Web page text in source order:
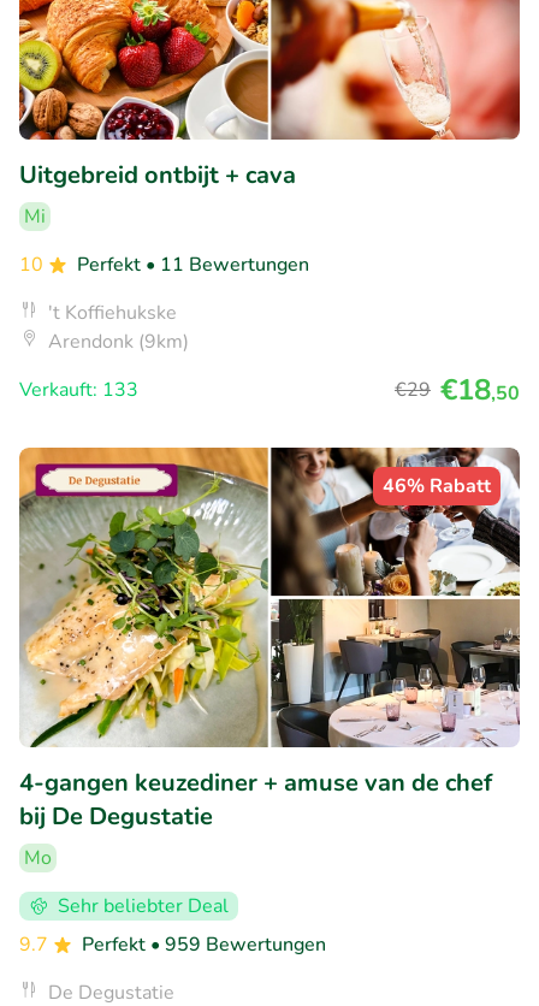
Uitgebreid ontbijt + cava
Mi
10
Perfekt • 11 Bewertungen
't Koffiehukske
Arendonk (9km)
Verkauft: 133
€29 €18,50
46% Rabatt
4-gangen keuzediner + amuse van de chef
bij De Degustatie
Mo
Sehr beliebter Deal
9.7
Perfekt • 959 Bewertungen
De Degustatie